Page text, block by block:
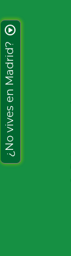
¿No vives en Madrid?